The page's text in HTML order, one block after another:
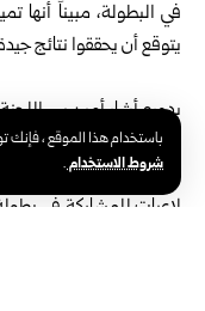
باستخدام هذا الموقع ، فإنك
شروط الاستخدام.
في البطولة، مبيناً أنها
يتوقع أن يحققوا نتائج
بدوره أشار أمين سر
و2013 و2014،
لاعبات للمشاركة في